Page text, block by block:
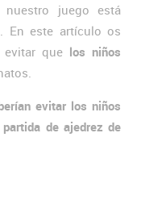
nuestro juego está
En este artículo os
evitar que los niños
evitar los niños
de ajedrez de